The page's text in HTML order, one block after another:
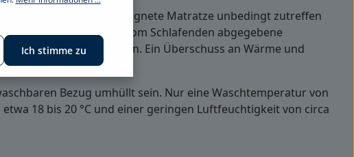
geeignete Matratze unbedingt zutreffen
die in der Nacht vom Schlafenden abgegebene
die Luft gut zirkulieren. Ein Überschuss an Wärme und
nicht wohlfühlen.
Bezug umhüllt sein. Nur eine Waschtemperatur von
18 bis 20 °C und einer geringen Luftfeuchtigkeit von circa
Ich stimme zu